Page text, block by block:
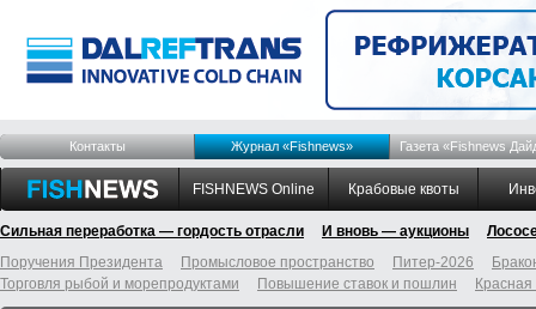
Контакты Журнал «Fishnews» Газета «Fishnews
FISHNEWS Online Крабовые квоты
Сильная переработка — гордость отрасли И вновь — аукционы
Поручения Президента
Промысловое пространство Питер-2026
Торговля рыбой и морепродуктами
Повышение ставок и пошлин